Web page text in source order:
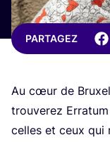
PARTAGEZ
Au cœur de
trou­ve­rez
celles et ceux qui